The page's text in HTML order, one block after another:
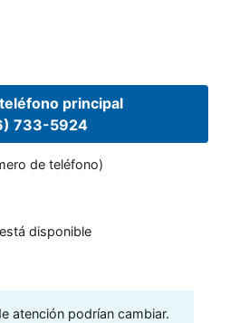
principal
733-5924
de teléfono)
disponible
atención podrían cambiar.